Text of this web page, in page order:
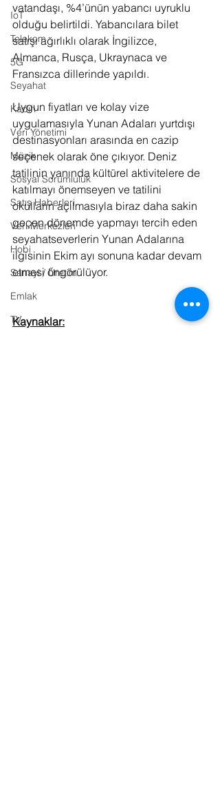
IoT
Telekom
5G
Seyahat
Kadın
Veri Yönetimi
Müzik
Sosyal Sorumluluk
Satış Haberleri
Veri Merkezleri
Hobi
Sanayi / Üretim
Emlak
TV
vatandaşı, %4’ünün yabancı uyruklu
olduğu belirtildi. Yabancılara bilet
satışı ağırlıklı olarak İngilizce,
Almanca, Rusça, Ukraynaca ve
Fransızca dillerinde yapıldı.
Uygun fiyatları ve kolay vize
uygulamasıyla Yunan Adaları yurtdışı
destinasyonları arasında en cazip
seçenek olarak öne çıkıyor. Deniz
tatilinin yanında kültürel aktivitelere de
katılmayı önemseyen ve tatilini
okulların açılmasıyla biraz daha sakin
geçen dönemde yapmayı tercih eden
seyahatseverlerin Yunan Adalarına
ilgisinin Ekim ayı sonuna kadar devam
etmesi öngörülüyor.
Kaynaklar: